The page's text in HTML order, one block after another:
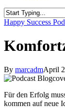
Close
Happy Success
By marcadmApril
Für den Erfolg
kommen auf neue